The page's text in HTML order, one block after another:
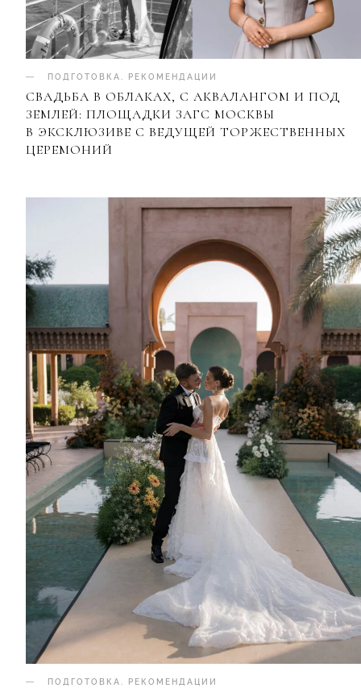
ПОДГОТОВКА РЕКОМЕНДАЦИИ
СВАДЬБА В ОБЛАКАХ, С АКВАЛАНГОМ И ПОД
ЗЕМЛЕЙ: ПЛОЩАДКИ ЗАГС МОСКВЫ
В ЭКСКЛЮЗИВЕ С ВЕДУЩЕЙ ТОРЖЕСТВЕННЫХ
ЦЕРЕМОНИЙ
ПОДГОТОВКА РЕКОМЕНДАЦИИ